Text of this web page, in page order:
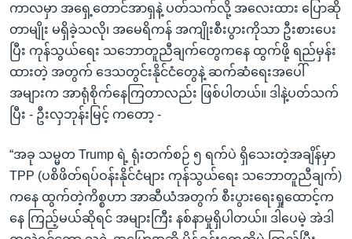
ကာလမှာ အရှေ့တောင်အာရှနဲ့ ပတ်သက်လို့ အလေးထား ပြောဆို
တာမျိုး မရှိခဲ့သလို၊ အမေရိကန် အကျိုးစီးပွားကိုသာ ဦးစားပေး
ပြီး ကုန်သွယ်ရေး သဘောတူညီချက်တွေကနေ ထွက်ဖို့ ရည်မှန်း
ထားတဲ့ အတွက် ဒေသတွင်းနိုင်ငံတွေနဲ့ ဆက်ဆံရေးအပေါ်
အများက အာရုံစိုက်နေကြတာလည်း ဖြစ်ပါတယ်။ ဒါနဲ့ပတ်သက်
ပြီး - ဦးလှဘုန်းမြင့် ကတော့ -
“အခု သမ္မတ Trump ရဲ့ ရုံးတက်စဉ် ၅ ရက်ပဲ ရှိသေးတဲ့အချိန်မှာ
TPP (ပစိဖိတ်ရပ်ဝန်းနိုင်ငံများ ကုန်သွယ်ရေး သဘောတူညီချက်)
ကနေ ထွက်တဲ့ကိစ္စဟာ အာဆီယံအတွက် စီးပွားရေးရှုထောင့်က
နေ ကြည့်မယ်ဆိုရင် အများကြီး နစ်နာမှုရှိပါတယ်။ ဒါပေမဲ့ အဲဒါ